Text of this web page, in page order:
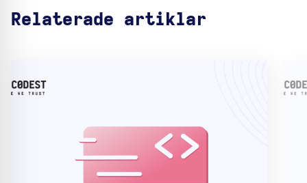
Relaterade artiklar